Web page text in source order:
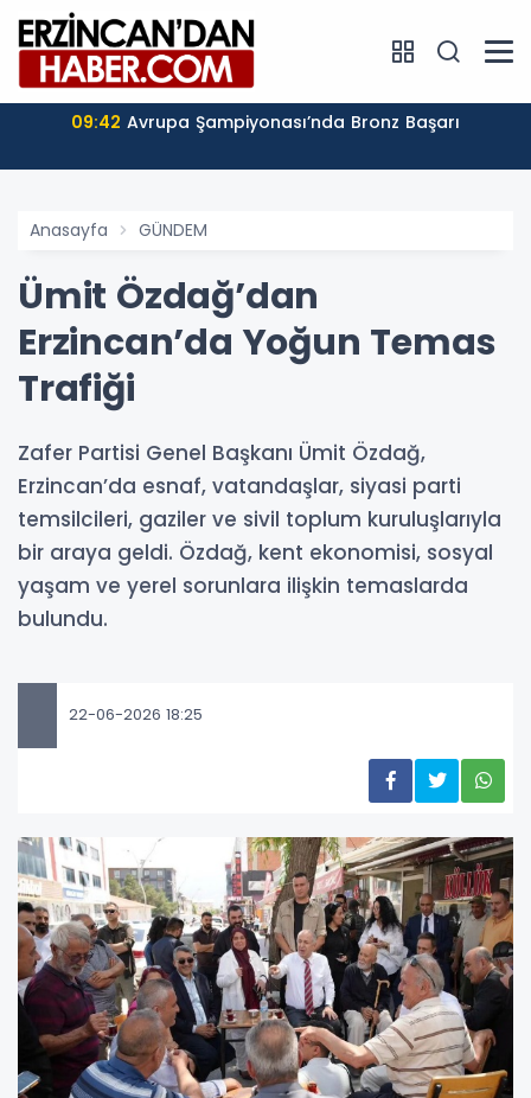
09:42 Avrupa Şampiyonası’nda Bronz Başarı
Anasayfa GÜNDEM
Ümit Özdağ’dan
Erzincan’da Yoğun Temas
Trafiği
Zafer Partisi Genel Başkanı Ümit Özdağ,
Erzincan’da esnaf, vatandaşlar, siyasi parti
temsilcileri, gaziler ve sivil toplum kuruluşlarıyla
bir araya geldi. Özdağ, kent ekonomisi, sosyal
yaşam ve yerel sorunlara ilişkin temaslarda
bulundu.
22-06-2026 18:25